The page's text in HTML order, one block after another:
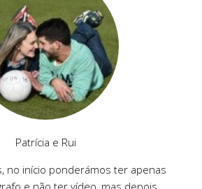
Patrícia e Rui
no início ponderámos ter apenas
e não ter vídeo, mas depois